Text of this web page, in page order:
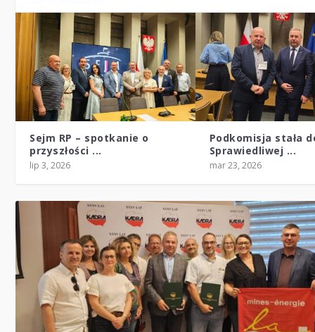
Sejm RP – spotkanie o
przyszłości ...
lip 3, 2026
Podkomisja stała
Sprawiedliwej ...
mar 23, 2026